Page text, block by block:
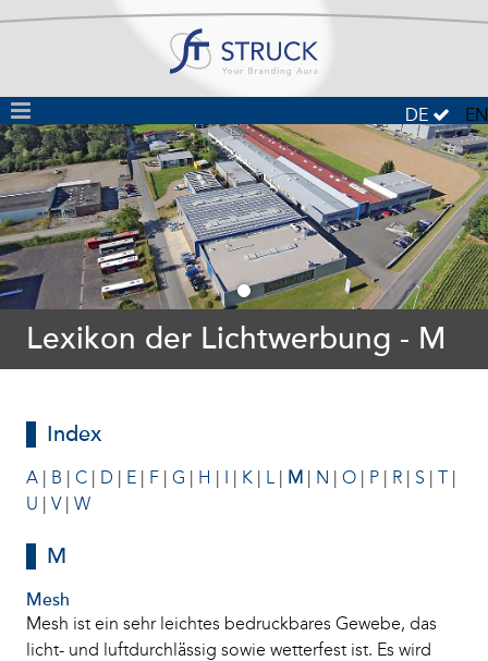
DE EN
Lexikon der Lichtwerbung - M
Index
A | B | C | D | E | F | G | H | I | K | L | M | N | O | P | R | S | T |
U | V| W
M
Mesh
Mesh ist ein sehr leichtes bedruckbares Gewebe, das
licht- und luftdurchlässig sowie wetterfest ist. Es wird